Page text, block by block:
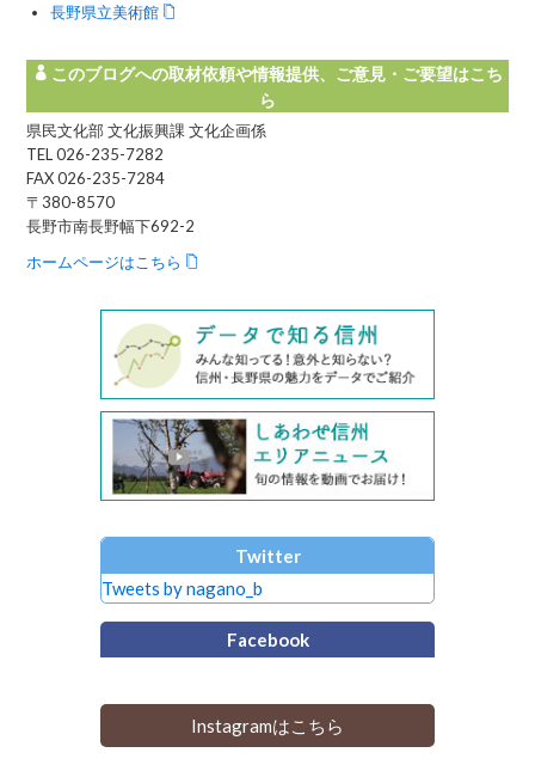
長野県立美術館
このブログへの取材依頼や情報提供、ご意見・ご要望はこち
ら
県民文化部 文化振興課 文化企画係
TEL 026-235-7282
FAX 026-235-7284
〒380-8570
長野市南長野幅下692-2
ホームページはこちら
Twitter
Tweets by nagano_b
Facebook
Instagramはこちら